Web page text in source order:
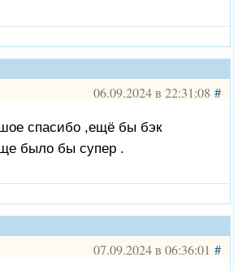
06.09.2024 в 22:31:08#
спасибо ,ещё бы бэк
было бы супер .
07.09.2024 в 06:36:01#